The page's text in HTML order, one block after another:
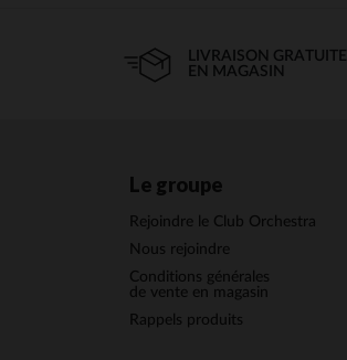
LIVRAISON GRATUITE
EN MAGASIN
Le groupe
Rejoindre le Club Orchestra
Nous rejoindre
Conditions générales
de vente en magasin
Rappels produits